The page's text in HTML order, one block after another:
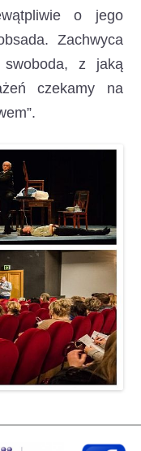
o jego
Zachwyca
swoboda, z jaką
czekamy na